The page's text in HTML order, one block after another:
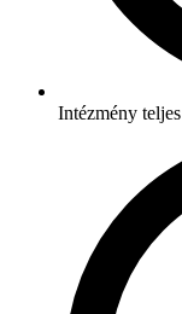
Intézmény